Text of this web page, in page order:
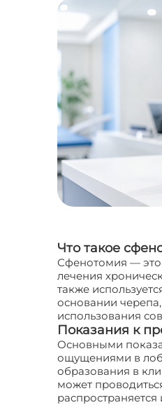
Что такое
Сфенотомия — это
лечения
также
основании
использования
Показания к
Основными
ощущениями в
образования в
может